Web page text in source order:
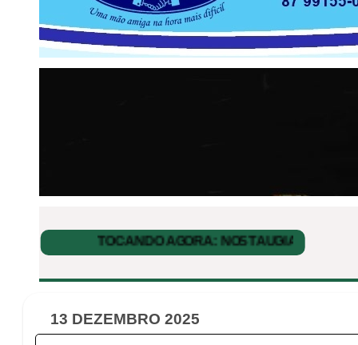
13 DEZEMBRO 2025